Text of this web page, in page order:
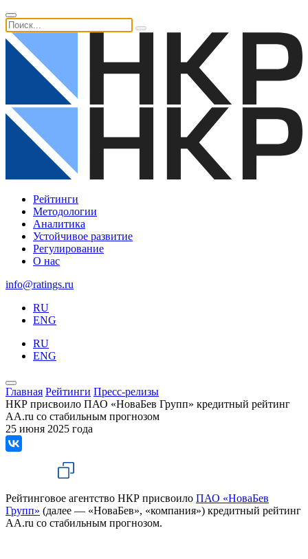
Рейтинги
Методологии
Аналитика
Устойчивое развитие
Регулирование
О нас
info@ratings.ru
RU
ENG
RU
ENG
Главная Рейтинги Пресс-релизы
НКР присвоило ПАО «НоваБев Групп» кредитный рейтинг
AA.ru со стабильным прогнозом
25 июня 2025 года
Рейтинговое агентство НКР присвоило ПАО «НоваБев
Групп» (далее — «НоваБев», «компания») кредитный рейтинг
AA.ru со стабильным прогнозом.